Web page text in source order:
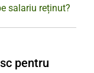
salariu reținut?
pentru